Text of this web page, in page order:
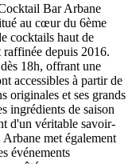
Bar Arbane
au cœur du 6ème
cocktails haut de
raffinée depuis 2016.
18h, offrant une
accessibles à partir de
originales et ses grands
ingrédients de saison
d'un véritable savoir-
met également
événements